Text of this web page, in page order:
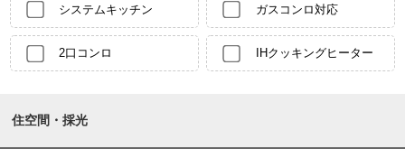
システムキッチン ガスコンロ対応
2口コンロ IHクッキングヒーター
住空間・採光